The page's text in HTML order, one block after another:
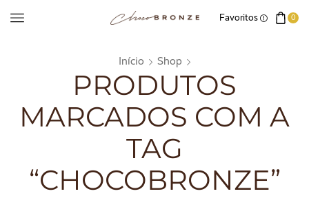
Favoritos 0
Início Shop
PRODUTOS
MARCADOS COM A
TAG
“CHOCOBRONZE”